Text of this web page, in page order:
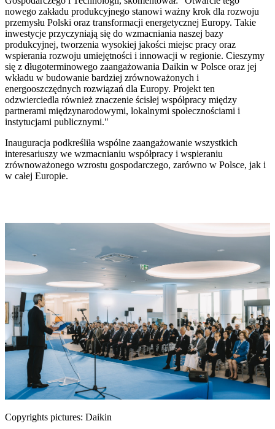
nowego zakładu produkcyjnego stanowi ważny krok dla rozwoju
przemysłu Polski oraz transformacji energetycznej Europy. Takie
inwestycje przyczyniają się do wzmacniania naszej bazy
produkcyjnej, tworzenia wysokiej jakości miejsc pracy oraz
wspierania rozwoju umiejętności i innowacji w regionie. Cieszymy
się z długoterminowego zaangażowania Daikin w Polsce oraz jej
wkładu w budowanie bardziej zrównoważonych i
energooszczędnych rozwiązań dla Europy. Projekt ten
odzwierciedla również znaczenie ścisłej współpracy między
partnerami międzynarodowymi, lokalnymi społecznościami i
instytucjami publicznymi."
Inauguracja podkreśliła wspólne zaangażowanie wszystkich
interesariuszy we wzmacnianiu współpracy i wspieraniu
zrównoważonego wzrostu gospodarczego, zarówno w Polsce, jak i
w całej Europie.
Copyrights pictures: Daikin